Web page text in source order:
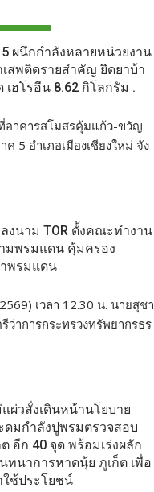
ผนึกกำลังหลายหน่วยงาน
สพติดรายสำคัญ ยึดยาบ้า
เฮโรอีน 8.62 กิโลกรัม .
อาคารสโมสรคุ้มแก้ว-ขวัญ
5 อำเภอเมืองเชียงใหม่ จัง
ลงนาม TOR ตั้งคณะทำงาน
มพรมแดน คุ้มครอง
พรมแดน
เวลา 12.30 น. นายสุชา
าการกระทรวงทรัพยากรธร
แผ่วสั่งเดินหน้านโยบาย
ะดมกำลังปูพรมตรวจสอบ
อีก 40 จุด พร้อมเร่งผลัก
ทนาการหาดนุ้ย ภูเก็ต เพื่อ
ใช้ประโยชน์